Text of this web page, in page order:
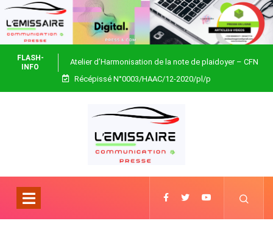
FLASH-
INFO
Atelier d’Harmonisation de la note de plaidoyer – CFN
Togo
Récépissé N°0003/HAAC/12-2020/pl/p